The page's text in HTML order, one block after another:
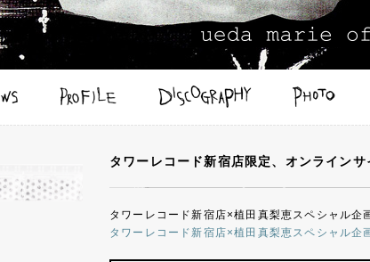
タワーレコード新宿店限定、オンラインサ
タワーレコード新宿店×植田真梨恵スペシャル企
タワーレコード新宿店×植田真梨恵スペシャル企